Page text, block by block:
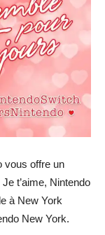
vous offre un
t’aime, Nintendo
à New York
New York.